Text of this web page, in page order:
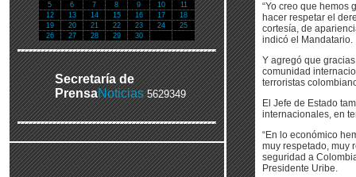
5
6 7 8 9 10
11
12
13 14 15 16 17
18
19
20 21 22 23 24
25
26
27 28 29 30
Secretaría de
PrensaNoticias 5629349
“Yo creo que hemos
hacer respetar el
cortesía, de
indicó el Mandatario.
Y agregó que
comunidad
terroristas
El Jefe de Estado
internacionales, en
“En lo económico
muy respetado, muy
seguridad a
Presidente Uribe.